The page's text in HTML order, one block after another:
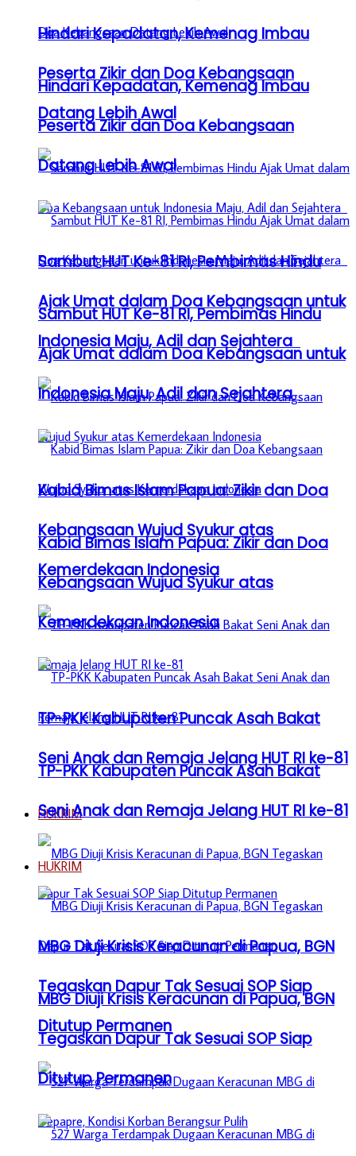
Hindari Kepadatan, Kemenag Imbau
Peserta Zikir dan Doa Kebangsaan
Datang Lebih Awal
Sambut HUT Ke-81 RI, Pembimas Hindu
Ajak Umat dalam Doa Kebangsaan untuk
Indonesia Maju, Adil dan Sejahtera
Kabid Bimas Islam Papua: Zikir dan Doa
Kebangsaan Wujud Syukur atas
Kemerdekaan Indonesia
TP-PKK Kabupaten Puncak Asah Bakat
Seni Anak dan Remaja Jelang HUT RI ke-81
HUKRIM
MBG Diuji Krisis Keracunan di Papua, BGN
Tegaskan Dapur Tak Sesuai SOP Siap
Ditutup Permanen
Hindari Kepadatan, Kemenag Imbau
Peserta Zikir dan Doa Kebangsaan
Datang Lebih Awal
Sambut HUT Ke-81 RI, Pembimas Hindu
Ajak Umat dalam Doa Kebangsaan untuk
Indonesia Maju, Adil dan Sejahtera
Kabid Bimas Islam Papua: Zikir dan Doa
Kebangsaan Wujud Syukur atas
Kemerdekaan Indonesia
TP-PKK Kabupaten Puncak Asah Bakat
Seni Anak dan Remaja Jelang HUT RI ke-81
HUKRIM
MBG Diuji Krisis Keracunan di Papua, BGN
Tegaskan Dapur Tak Sesuai SOP Siap
Ditutup Permanen